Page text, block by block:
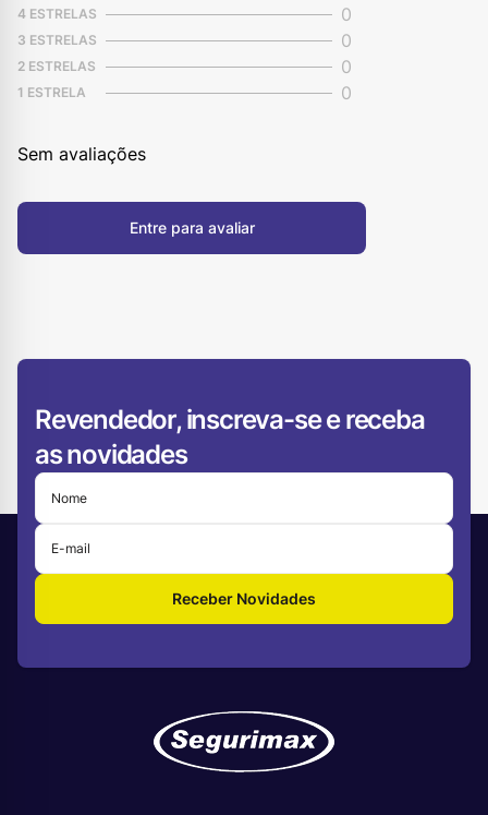
4 ESTRELAS 0
3 ESTRELAS 0
2 ESTRELAS 0
1 ESTRELA 0
Sem avaliações
Entre para avaliar
Revendedor, inscreva-se e receba
as novidades
Receber Novidades